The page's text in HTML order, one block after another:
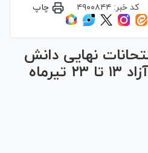
کد خبر: ۴۹۰۰۸۴۴ چاپ
نهایی دانش
آموزان و داوطلبان آزاد ۱۳ تا ۲۳ تیرماه